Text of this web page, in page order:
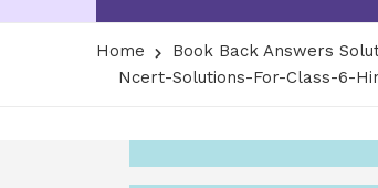
Home Book Back Answers
Ncert-Solutions-For-Class-6-